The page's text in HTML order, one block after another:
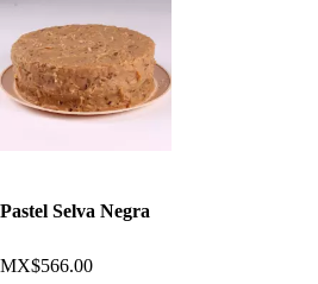
Pastel Selva Negra
MX$566.00